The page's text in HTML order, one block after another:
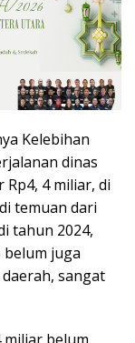
Kelebihan
dinas
Rp4, 4 miliar, di
temuan dari
tahun 2024,
belum juga
sangat